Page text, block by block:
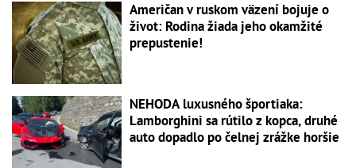
Američan v ruskom väzení bojuje o
život: Rodina žiada jeho okamžité
prepustenie!
NEHODA luxusného športiaka:
Lamborghini sa rútilo z kopca, druhé
auto dopadlo po čelnej zrážke horšie